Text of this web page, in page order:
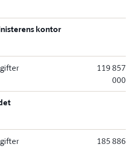
kontor
119 857
000
185 886